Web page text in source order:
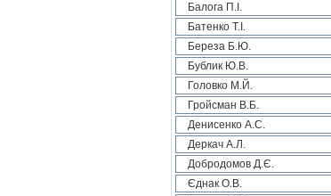
Балога П.І.
Батенко Т.І.
Береза Б.Ю.
Бублик Ю.В.
Головко М.Й.
Гройсман В.Б.
Денисенко А.С.
Деркач А.Л.
Добродомов Д.Є.
Єднак О.В.